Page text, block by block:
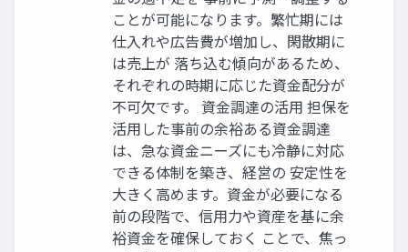
ことが可能になります。繁忙期には
仕入れや広告費が増加し、閑散期に
は売上が 落ち込む傾向があるため、
それぞれの時期に応じた資金配分が
不可欠です。 資金調達の活用 担保を
活用した事前の余裕ある資金調達
は、急な資金ニーズにも冷静に対応
できる体制を築き、経営の 安定性を
大きく高めます。資金が必要になる
前の段階で、信用力や資産を基に余
裕資金を確保しておく ことで、焦っ